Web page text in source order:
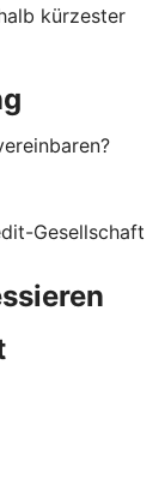
kürzester
Gesellschaft